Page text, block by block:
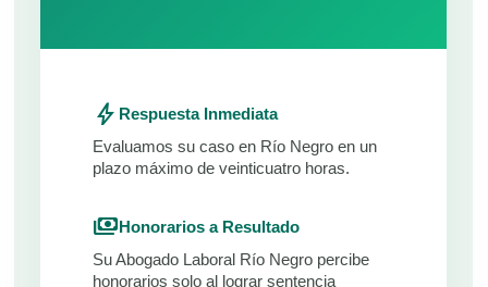
bolt Respuesta Inmediata
Evaluamos su caso en Río Negro en un
plazo máximo de veinticuatro horas.
paymentsHonorarios a Resultado
Su Abogado Laboral Río Negro percibe
honorarios solo al lograr sentencia